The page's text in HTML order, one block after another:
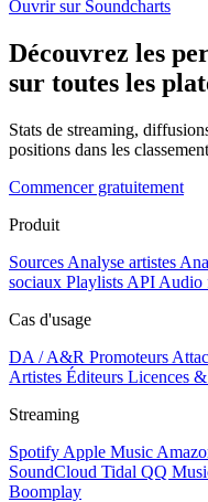
Ouvrir sur Soundcharts
Découvrez les
sur toutes les
Stats de streaming,
positions dans les
Commencer gratuitement
Produit
Sources Analyse artistes
sociaux Playlists API Audio
Cas d'usage
DA / A&R Promoteurs
Artistes Éditeurs Licences
Streaming
Spotify Apple Music
SoundCloud Tidal QQ
Boomplay